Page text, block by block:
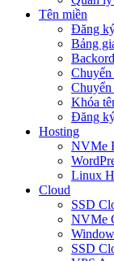
Tên miền
Đăng
Bảng
Chuyển
Khóa
Đăng
Hosting
NVMe
Linux
Cloud
SSD
NVMe
SSD